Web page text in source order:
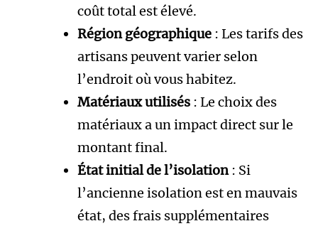
coût total est élevé.
Région géographique : Les tarifs des
artisans peuvent varier selon
l’endroit où vous habitez.
Matériaux utilisés : Le choix des
matériaux a un impact direct sur le
montant final.
État initial de l’isolation: Si
l’ancienne isolation est en mauvais
état, des frais supplémentaires